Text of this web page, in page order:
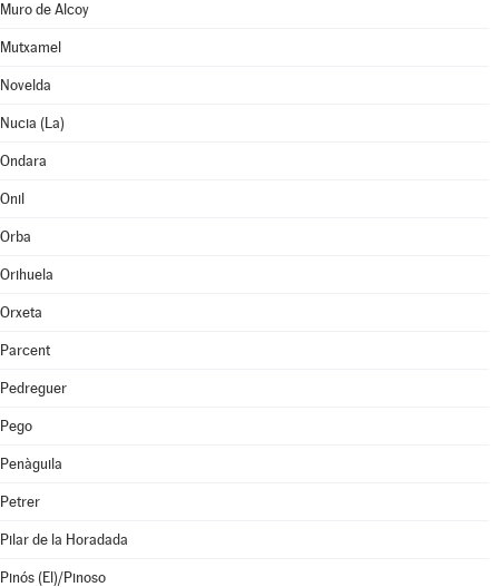
Muro de Alcoy
Mutxamel
Novelda
Nucia (La)
Ondara
Onil
Orba
Orihuela
Orxeta
Parcent
Pedreguer
Pego
Penàguila
Petrer
Pilar de la Horadada
Pinós (El)/Pinoso